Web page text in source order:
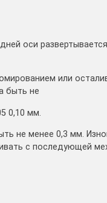
оси
или
быть не
0,10 мм.
не менее 0,3 мм.
с последующей